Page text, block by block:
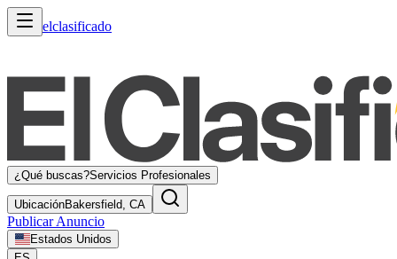
elclasificado
¿Qué buscas?Servicios Profesionales
UbicaciónBakersfield, CA
Publicar Anuncio
Estados Unidos